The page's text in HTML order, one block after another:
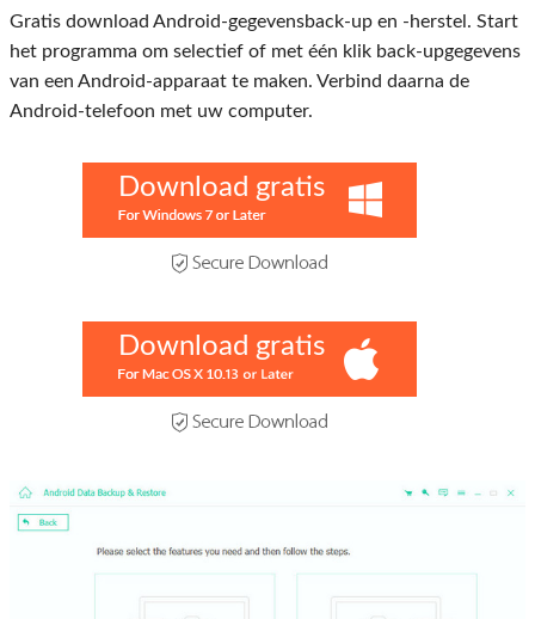
Gratis download Android-gegevensback-up en -herstel. Start
het programma om selectief of met één klik back-upgegevens
van een Android-apparaat te maken. Verbind daarna de
Android-telefoon met uw computer.
Download gratis
Download gratis